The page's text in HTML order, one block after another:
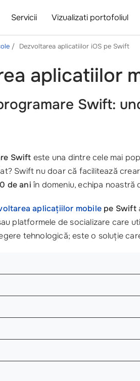
Servicii Vizualizati portofoliul
Dezvoltarea aplicatiilor iOS pe Swift
aplicatiilor
Swift:
Swift este una dintre cele mai
Swift nu doar că facilitează
de aniîn domeniu, echipa noastră
aplicațiilor mobile pe Swift
platformele de socializare care
tehnologică; este o soluție